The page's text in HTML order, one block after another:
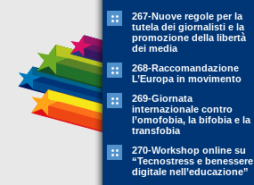
267-Nuove regole per la
tutela dei giornalisti e la
promozione della libertà
dei media
268-Raccomandazione
L’Europa in movimento
269-Giornata
internazionale contro
l’omofobia, la bifobia e la
transfobia
270-Workshop online su
“Tecnostress e benessere
digitale nell’educazione”